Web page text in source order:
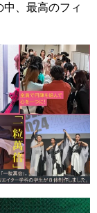
、最高のフィ